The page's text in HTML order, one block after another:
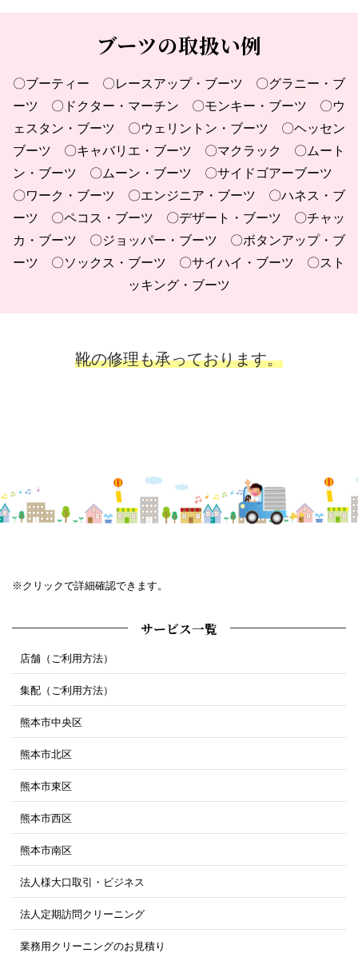
ブーツの取扱い例
〇ブーティー 〇レースアップ・ブーツ 〇グラニー・ブ
ーツ 〇ドクター・マーチン 〇モンキー・ブーツ 〇ウ
ェスタン・ブーツ 〇ウェリントン・ブーツ 〇ヘッセン
ブーツ 〇キャバリエ・ブーツ 〇マクラック 〇ムート
ン・ブーツ 〇ムーン・ブーツ 〇サイドゴアーブーツ
〇ワーク・ブーツ 〇エンジニア・ブーツ 〇ハネス・ブ
ーツ 〇ペコス・ブーツ 〇デザート・ブーツ 〇チャッ
カ・ブーツ 〇ジョッパー・ブーツ 〇ボタンアップ・ブ
ーツ 〇ソックス・ブーツ 〇サイハイ・ブーツ 〇スト
ッキング・ブーツ
靴の修理も承っております。
※クリックで詳細確認できます。
サービス一覧
店舗（ご利用方法）
集配（ご利用方法）
熊本市中央区
熊本市北区
熊本市東区
熊本市西区
熊本市南区
法人様大口取引・ビジネス
法人定期訪問クリーニング
業務用クリーニングのお見積り